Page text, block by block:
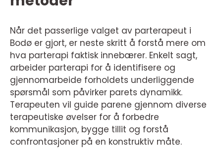
Når det passerlige valget av parterapeut i
Bodø er gjort, er neste skritt å forstå mere om
hva parterapi faktisk innebærer. Enkelt sagt,
arbeider parterapi for å identifisere og
gjennomarbeide forholdets underliggende
spørsmål som påvirker parets dynamikk.
Terapeuten vil guide parene gjennom diverse
terapeutiske øvelser for å forbedre
kommunikasjon, bygge tillit og forstå
confrontasjoner på en konstruktiv måte.